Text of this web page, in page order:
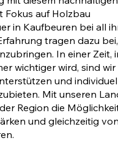
Fokus auf Holzbau
in Kaufbeuren bei all
tragen dazu
In einer Zeit,
wichtiger wird, sind
und
Mit unseren
Region die
und gleichzeitig